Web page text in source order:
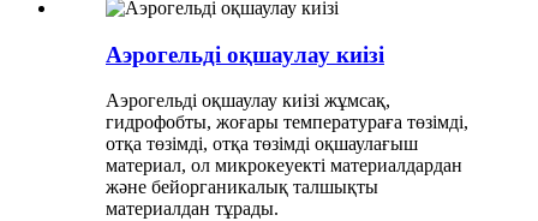
Аэрогельді оқшаулау киізі
Аэрогельді оқшаулау киізі жұмсақ,
гидрофобты, жоғары температураға төзімді,
отқа төзімді, отқа төзімді оқшаулағыш
материал, ол микрокеуекті материалдардан
және бейорганикалық талшықты
материалдан тұрады.